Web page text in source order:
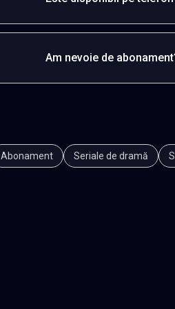
Am nevoie de
Abonament Seriale de dramă